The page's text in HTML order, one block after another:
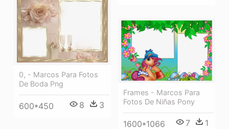
0, - Marcos Para Fotos
De Boda Png
600*450 8 3
Frames - Marcos Para
Fotos De Niñas Pony
1600*1066 7 1